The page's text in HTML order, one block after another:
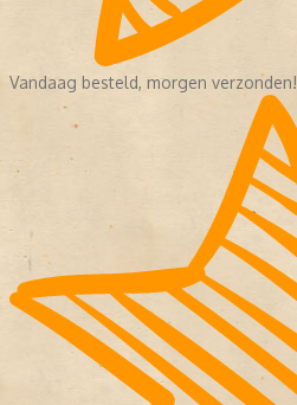
Vandaag besteld, morgen verzonden!